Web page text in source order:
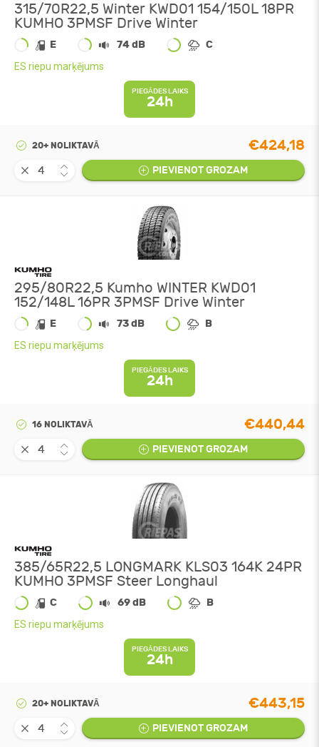
315/70R22,5 Winter KWD01 154/150L 18PR
KUMHO 3PMSF Drive Winter
E 74 dB C
ES riepu marķējums
PIEGĀDES LAIKS
24h
20+ NOLIKTAVĀ €424,18
PIEVIENOT GROZAM
295/80R22,5 Kumho WINTER KWD01
152/148L 16PR 3PMSF Drive Winter
E 73 dB B
ES riepu marķējums
PIEGĀDES LAIKS
24h
16 NOLIKTAVĀ €440,44
PIEVIENOT GROZAM
385/65R22,5 LONGMARK KLS03 164K 24PR
KUMHO 3PMSF Steer Longhaul
C 69 dB B
ES riepu marķējums
PIEGĀDES LAIKS
24h
20+ NOLIKTAVĀ €443,15
PIEVIENOT GROZAM